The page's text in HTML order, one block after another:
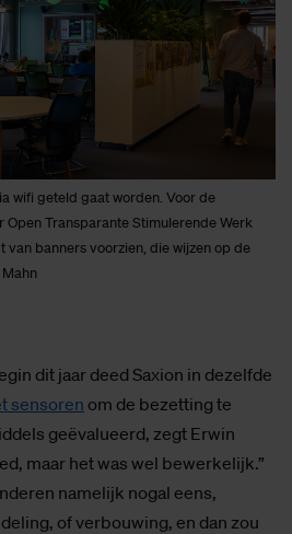
wifi geteld gaat worden. Voor de
Open Transparante Stimulerende Werk
van banners voorzien, die wijzen op de
dit jaar deed Saxion in dezelfde
sensoren om de bezetting te
geëvalueerd, zegt Erwin
maar het was wel bewerkelijk.”
namelijk nogal eens,
of verbouwing, en dan zou